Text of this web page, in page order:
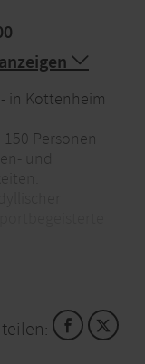
- in Kottenheim
Personen
und
und 21 Uhr.
und